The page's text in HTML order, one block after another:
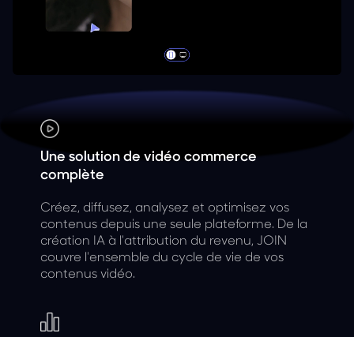
Une solution de vidéo commerce
complète
Créez, diffusez, analysez et optimisez vos
contenus depuis une seule plateforme. De la
création IA à l'attribution du revenu, JOIN
couvre l'ensemble du cycle de vie de vos
contenus vidéo.